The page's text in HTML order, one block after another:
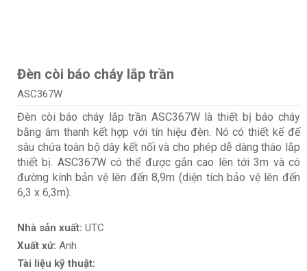
Đèn còi báo cháy lắp trần
ASC367W
Đèn còi báo cháy lắp trần ASC367W là thiết bị báo cháy
bằng âm thanh kết hợp với tín hiệu đèn. Nó có thiết kế đế
sâu chứa toàn bộ dây kết nối và cho phép dễ dàng tháo lắp
thiết bị. ASC367W có thể được gắn cao lên tới 3m và có
đường kính bản vệ lên đến 8,9m (diện tích bảo vệ lên đến
6,3 x 6,3m).
Nhà sản xuất: UTC
Xuất xứ: Anh
Tài liệu kỹ thuật: